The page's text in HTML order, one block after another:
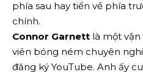
phía sau hay tiến về phía
chính.
Connor Garnett là một
viên bóng ném chuyên
đăng ký YouTube. Anh ấy